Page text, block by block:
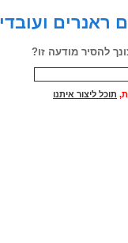
להסיר מודעה זו?
תוכל ליצור איתנו